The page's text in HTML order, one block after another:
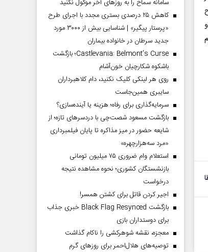
سامانه سماح را به روز‌های آخر موکول نکنید
کاهش ۲۵ درصدی بستری مجدد با اجرای طرح
«پرستار پیگیر» | شناسایی بیش از ۳۰۰۰ مورد
جدید سرطان در خانواده بیماران
Castlevania: Belmont’s Curse؛ بازگشت
باشکوه شکارچیان خون‌آشام
روی هر لینکی کلیک نکنید، دام کلاهبرداران
سایبری همین‌جاست
سرمایه‌گذاری برای رفاه؛ هزینه یا آینده‌سازی؟
بازگشت مسعود شصت‌چی با دردسر‌های تازه؛ از
شایعه حضور در میز مذاکره تا پایان فیلمبرداری
«مرد سه‌هزارچهره»
استعلام وام ضروری ۷۵ میلیون تومانی
بازنشستگان کشوری؛ نحوه مشاهده نتیجه
درخواست
اجیر کردن قاتل برای کشتن همسر!
بازگشت Black Flag Resynced خبری جذاب
برای دوستداران بازی
معجزه، نقشه شوهرکشی را ناکام گذاشت
توصیه‌های هلال‌احمر برای روز‌های گرم